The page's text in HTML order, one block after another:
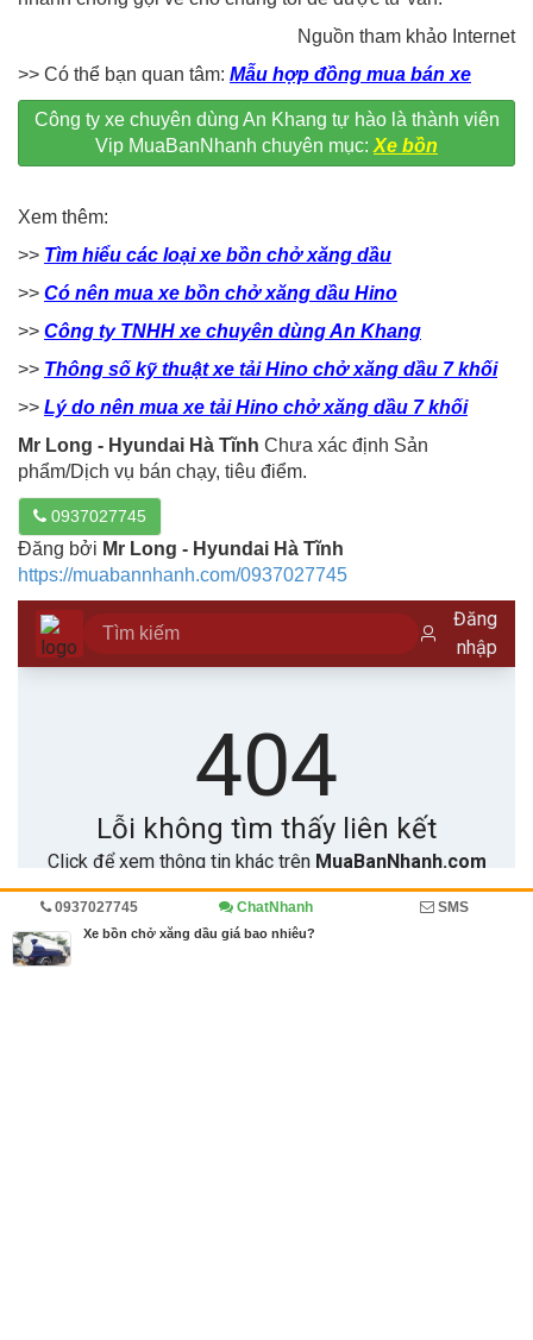
Nguồn tham khảo Internet
>> Có thể bạn quan tâm: Mẫu hợp đồng mua bán xe
Công ty xe chuyên dùng An Khang tự hào là thành viên
Vip MuaBanNhanh chuyên mục: Xe bồn
Xem thêm:
>> Tìm hiểu các loại xe bồn chở xăng dầu
>> Có nên mua xe bồn chở xăng dầu Hino
>> Công ty TNHH xe chuyên dùng An Khang
>> Thông số kỹ thuật xe tải Hino chở xăng dầu 7 khối
>> Lý do nên mua xe tải Hino chở xăng dầu 7 khối
Mr Long - Hyundai Hà Tĩnh Chưa xác định Sản
phẩm/Dịch vụ bán chạy, tiêu điểm.
0937027745
Đăng bởi Mr Long - Hyundai Hà Tĩnh
https://muabannhanh.com/0937027745
Trang chủ Kinh doanh Diễn đàn
0937027745 ChatNhanh SMS
Xe bồn chở xăng dầu giá bao nhiêu?